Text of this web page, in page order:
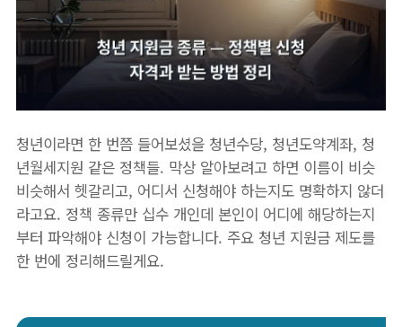
청년이라면 한 번쯤 들어보셨을 청년수당, 청년도약계좌, 청
년월세지원 같은 정책들. 막상 알아보려고 하면 이름이 비슷
비슷해서 헷갈리고, 어디서 신청해야 하는지도 명확하지 않더
라고요. 정책 종류만 십수 개인데 본인이 어디에 해당하는지
부터 파악해야 신청이 가능합니다. 주요 청년 지원금 제도를
한 번에 정리해드릴게요.